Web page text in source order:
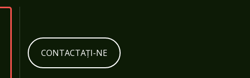
CONTACTAȚI-NE